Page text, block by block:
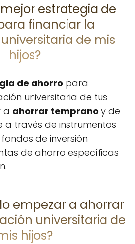
estrategia de
financiar la
de mis
hijos?
de ahorro para
universitaria de tus
a ahorrar temprano y de
a través de instrumentos
de inversión
de ahorro específicas
empezar a ahorrar
universitaria de
hijos?